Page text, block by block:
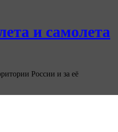
и самолета
России и за её